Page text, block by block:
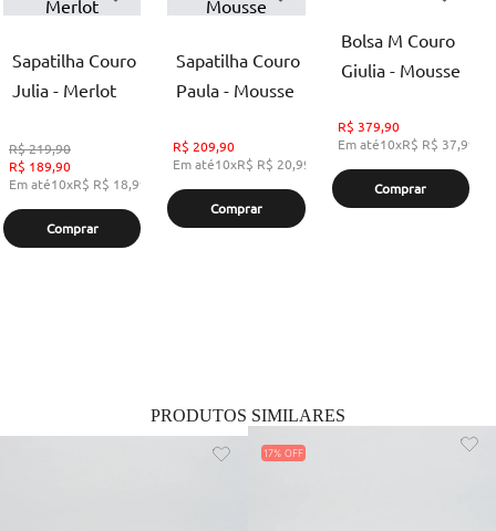
Sapatilha Couro
Julia - Merlot
R$219,90
R$ 189,90
Em até10xR$ R$ 18,99
Comprar
Sapatilha Couro
Paula - Mousse
R$ 209,90
Em até10xR$ R$ 20,99
Comprar
Bolsa M Couro
Giulia - Mousse
R$ 379,90
Em até10xR$ R$ 37,99
Comprar
PRODUTOS SIMILARES
17%